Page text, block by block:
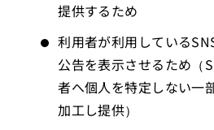
提供するため
利用者が利用している
公告を表示させるため（
者へ個人を特定しない一
加工し提供）